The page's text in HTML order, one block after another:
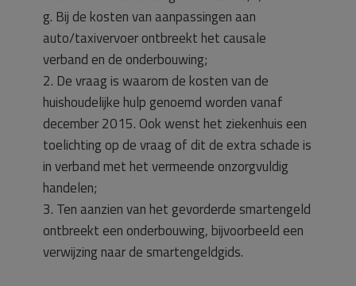
g. Bij de kosten van aanpassingen aan
auto/taxivervoer ontbreekt het causale
verband en de onderbouwing;
2. De vraag is waarom de kosten van de
huishoudelijke hulp genoemd worden vanaf
december 2015. Ook wenst het ziekenhuis een
toelichting op de vraag of dit de extra schade is
in verband met het vermeende onzorgvuldig
handelen;
3. Ten aanzien van het gevorderde smartengeld
ontbreekt een onderbouwing, bijvoorbeeld een
verwijzing naar de smartengeldgids.